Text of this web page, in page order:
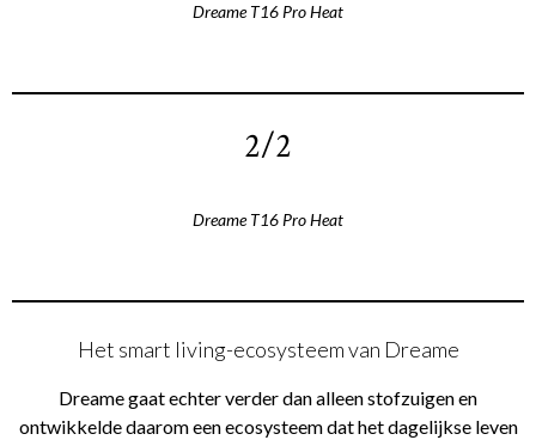
Dreame T16 Pro Heat
2/2
Dreame T16 Pro Heat
Het smart living-ecosysteem van Dreame
Dreame gaat echter verder dan alleen stofzuigen en
ontwikkelde daarom een ecosysteem dat het dagelijkse leven